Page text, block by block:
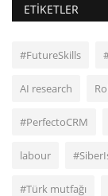
ETIKETLER
#FutureSkills
AI research
#PerfectoCRM
labour
#Türk mutfağı